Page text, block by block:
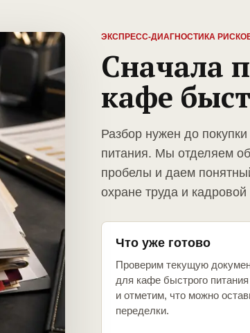
ЭКСПРЕСС-ДИАГНОСТИКА
Сначала
кафе
Разбор нужен до
питания. Мы отделяем
пробелы и даем
охране труда и кадровой
Что уже готово
Проверим текущую
для кафе быстрого питания
и отметим, что можно
переделки.